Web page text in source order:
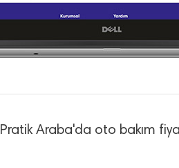
Pratik Araba'da oto bakım